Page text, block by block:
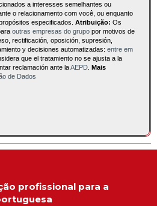
a interesses semelhantes ou
o relacionamento com você, ou enquanto
especificados. Atribuição: Os
outras empresas do grupo por motivos de
rectificación, oposición, supresión,
y decisiones automatizadas: entre em
que el tratamiento no se ajusta a la
reclamación ante laAEPD Mais
de Dados
profissional para a